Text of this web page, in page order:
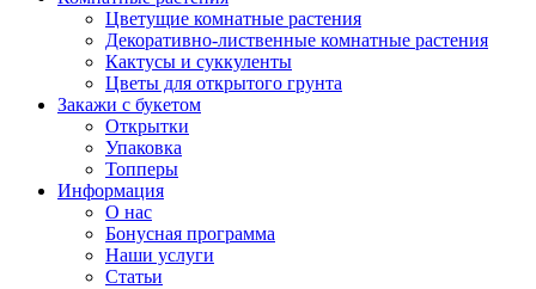
Цветущие комнатные растения
Декоративно-лиственные комнатные растения
Кактусы и суккуленты
Цветы для открытого грунта
Закажи с букетом
Открытки
Упаковка
Топперы
Информация
О нас
Бонусная программа
Наши услуги
Статьи